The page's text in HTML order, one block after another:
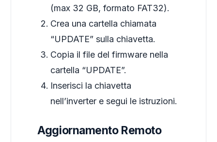
(max 32 GB, formato FAT32).
Crea una cartella chiamata
“UPDATE” sulla chiavetta.
Copia il file del firmware nella
cartella “UPDATE”.
Inserisci la chiavetta
nell’inverter e segui le istruzioni.
Aggiornamento Remoto